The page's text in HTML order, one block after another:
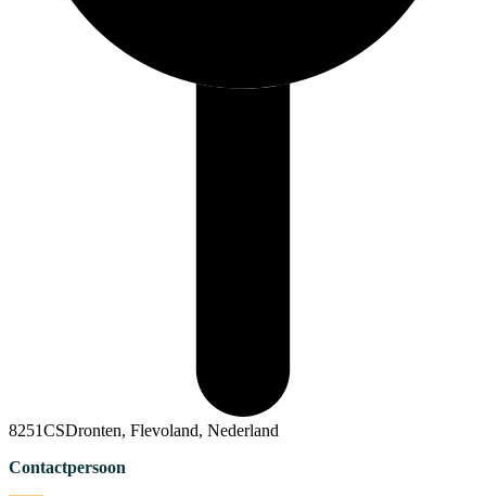
8251CSDronten, Flevoland, Nederland
Contactpersoon